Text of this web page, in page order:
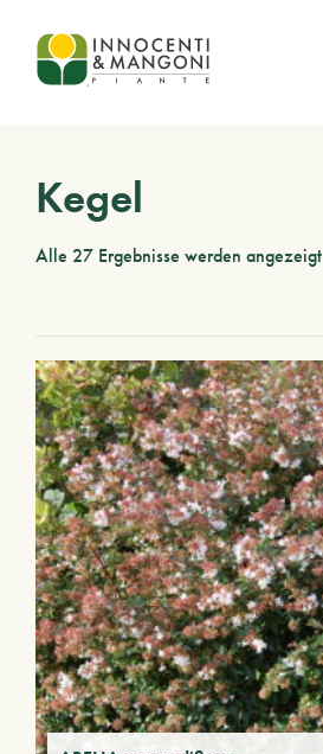
Skip to main content
Kegel
Alle 27 Ergebnisse werden angezeigt